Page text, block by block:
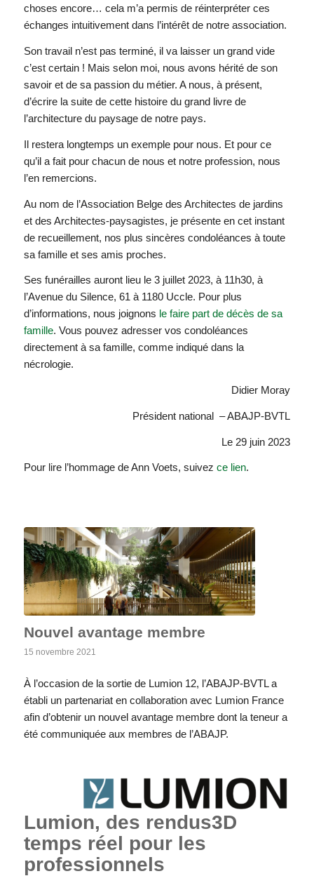
choses encore… cela m’a permis de réinterpréter ces
échanges intuitivement dans l’intérêt de notre association.
Son travail n’est pas terminé, il va laisser un grand vide
c’est certain ! Mais selon moi, nous avons hérité de son
savoir et de sa passion du métier. A nous, à présent,
d’écrire la suite de cette histoire du grand livre de
l’architecture du paysage de notre pays.
Il restera longtemps un exemple pour nous. Et pour ce
qu’il a fait pour chacun de nous et notre profession, nous
l’en remercions.
Au nom de l’Association Belge des Architectes de jardins
et des Architectes-paysagistes, je présente en cet instant
de recueillement, nos plus sincères condoléances à toute
sa famille et ses amis proches.
Ses funérailles auront lieu le 3 juillet 2023, à 11h30, à
l’Avenue du Silence, 61 à 1180 Uccle. Pour plus
d’informations, nous joignons le faire part de décès de sa
famille. Vous pouvez adresser vos condoléances
directement à sa famille, comme indiqué dans la
nécrologie.
Didier Moray
Président national – ABAJP-BVTL
Le 29 juin 2023
Pour lire l’hommage de Ann Voets, suivez ce lien.
Nouvel avantage membre
15 novembre 2021
À l’occasion de la sortie de Lumion 12, l’ABAJP-BVTL a
établi un partenariat en collaboration avec Lumion France
afin d’obtenir un nouvel avantage membre dont la teneur a
été communiquée aux membres de l’ABAJP.
Lumion, des rendus3D
temps réel pour les
professionnels